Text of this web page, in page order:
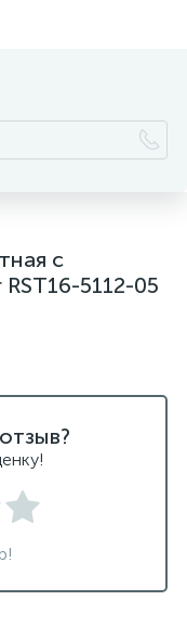
с
5112-05